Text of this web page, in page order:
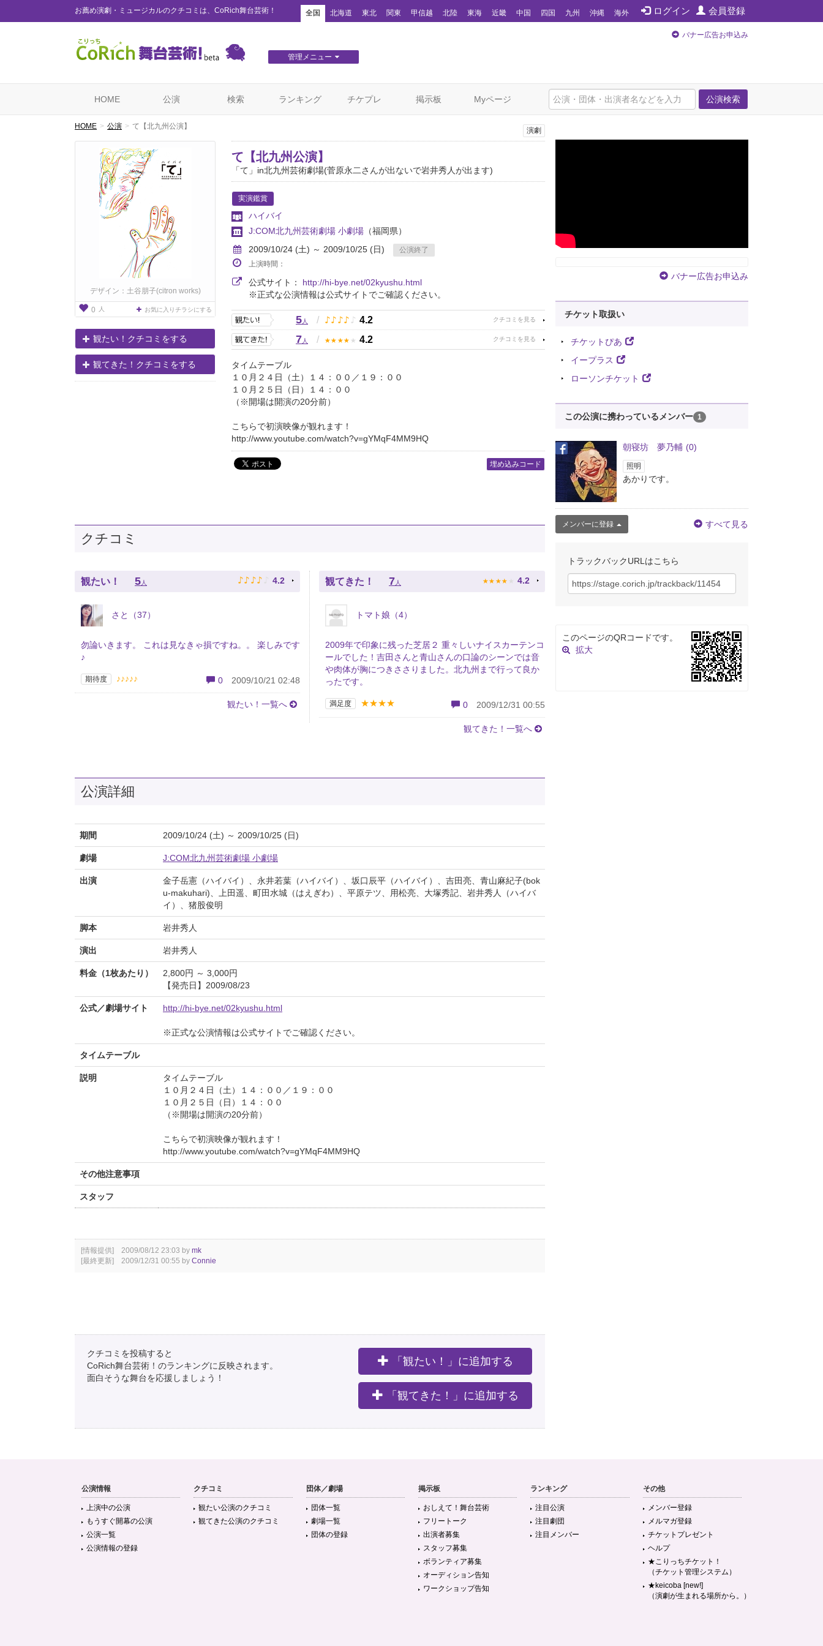
お薦め演劇・ミュージカルのクチコミは、CoRich舞台芸術！ ログイン 会員登録
全国 北海道 東北 関東 甲信越 北陸 東海 近畿 中国 四国 九州 沖縄 海外
管理メニュー
バナー広告お申込み
公演検索
HOME 公演 検索 ランキング チケプレ 掲示板 Myページ
HOME 公演 て【北九州公演】
デザイン：土谷朋子(citron works)
0 人 お気に入りチラシにする
観たい！クチコミをする
観てきた！クチコミをする
演劇
て【北九州公演】
「て」in北九州芸術劇場(菅原永二さんが出ないで岩井秀人が出ます)
実演鑑賞
ハイバイ
J:COM北九州芸術劇場 小劇場 （福岡県）
2009/10/24 (土) ～ 2009/10/25 (日)
公演終了
上演時間：
公式サイト： http://hi-bye.net/02kyushu.html
※正式な公演情報は公式サイトでご確認ください。
5人 / ♪ ♪ ♪ ♪ ♪ 4.2
7人 / ★ ★ ★ ★ ★ 4.2
タイムテーブル
１０月２４日（土）１４：００／１９：００
１０月２５日（日）１４：００
（※開場は開演の20分前）
こちらで初演映像が観れます！
http://www.youtube.com/watch?v=gYMqF4MM9HQ
埋め込みコード
クチコミ
観たい！ 5 人 ♪ ♪ ♪ ♪ ♪ 4.2
さと（37）
勿論いきます。 これは見なきゃ損ですね。。 楽しみです
♪
期待度 ♪♪♪♪♪ 0 2009/10/21 02:48
観たい！一覧へ
観てきた！ 7 人 ★ ★ ★ ★ ★ 4.2
トマト娘（4）
2009年で印象に残った芝居２ 重々しいナイスカーテンコ
ールでした！吉田さんと青山さんの口論のシーンでは音
や肉体が胸につきささりました。北九州まで行って良か
ったです。
満足度 ★★★★ 0 2009/12/31 00:55
観てきた！一覧へ
公演詳細
期間 2009/10/24 (土) ～ 2009/10/25 (日)
劇場 J:COM北九州芸術劇場 小劇場
出演
金子岳憲（ハイバイ）、永井若葉（ハイバイ）、坂口辰平（ハイバイ）、吉田亮、青山麻紀子(bok
u-makuhari)、上田遥、町田水城（はえぎわ）、平原テツ、用松亮、大塚秀記、岩井秀人（ハイバ
イ）、猪股俊明
脚本 岩井秀人
演出 岩井秀人
料金（1枚あたり）
2,800円 ～ 3,000円
【発売日】2009/08/23
公式／劇場サイト http://hi-bye.net/02kyushu.html
※正式な公演情報は公式サイトでご確認ください。
タイムテーブル
説明
タイムテーブル
１０月２４日（土）１４：００／１９：００
１０月２５日（日）１４：００
（※開場は開演の20分前）
こちらで初演映像が観れます！
http://www.youtube.com/watch?v=gYMqF4MM9HQ
その他注意事項
スタッフ
[情報提供] 2009/08/12 23:03 by mk
[最終更新] 2009/12/31 00:55 by Connie
クチコミを投稿すると
CoRich舞台芸術！のランキングに反映されます。
面白そうな舞台を応援しましょう！
「観たい！」に追加する
「観てきた！」に追加する
バナー広告お申込み
チケット取扱い
チケットぴあ
イープラス
ローソンチケット
この公演に携わっているメンバー 1
朝寝坊 夢乃輔 (0)
照明
あかりです。
メンバーに登録 すべて見る
トラックバックURLはこちら
このページのQRコードです。
拡大
公演情報
上演中の公演
もうすぐ開幕の公演
公演一覧
公演情報の登録
クチコミ
観たい公演のクチコミ
観てきた公演のクチコミ
団体／劇場
団体一覧
劇場一覧
団体の登録
掲示板
おしえて！舞台芸術
フリートーク
出演者募集
スタッフ募集
ボランティア募集
オーディション告知
ワークショップ告知
ランキング
注目公演
注目劇団
注目メンバー
その他
メンバー登録
メルマガ登録
チケットプレゼント
ヘルプ
★こりっちチケット！
（チケット管理システム）
★keicoba [new!]
（演劇が生まれる場所から。）